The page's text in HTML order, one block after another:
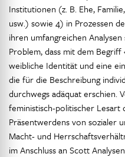
Institutionen (z. B. Ehe,
usw.) sowie 4) in Prozessen
ihren umfangreichen Analysen
Problem, dass mit dem Begriff
weibliche Identität und eine
die für die Beschreibung
durchwegs adäquat erschien.
feministisch-politischer Lesart
Präsentwerdens von sozialer
Macht- und
im Anschluss an Scott